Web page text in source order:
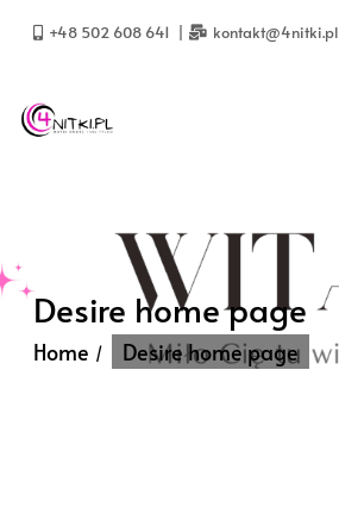
+48 502 608 641 kontakt@4nitki.pl
Desire home page
Home Desire home page